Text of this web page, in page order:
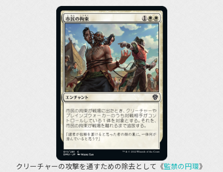
クリーチャーの攻撃を通すための除去として《監禁の円環》